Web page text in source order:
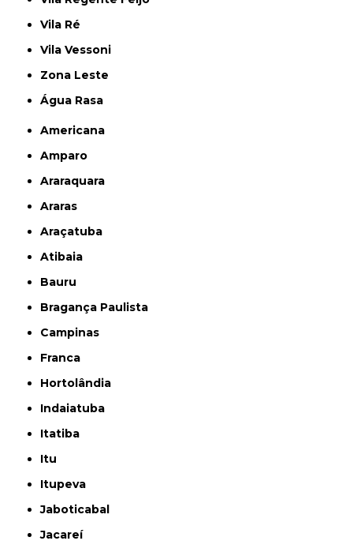
Vila Ré
Vila Vessoni
Zona Leste
Água Rasa
Americana
Amparo
Araraquara
Araras
Araçatuba
Atibaia
Bauru
Bragança Paulista
Campinas
Franca
Hortolândia
Indaiatuba
Itatiba
Itu
Itupeva
Jaboticabal
Jacareí